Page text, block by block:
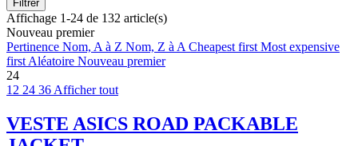
Filtrer
Affichage 1-24 de 132 article(s)
Nouveau premier
Pertinence Nom, A à Z Nom, Z à A Cheapest first Most expensive
first Aléatoire Nouveau premier
24
12 24 36 Afficher tout
VESTE ASICS ROAD PACKABLE